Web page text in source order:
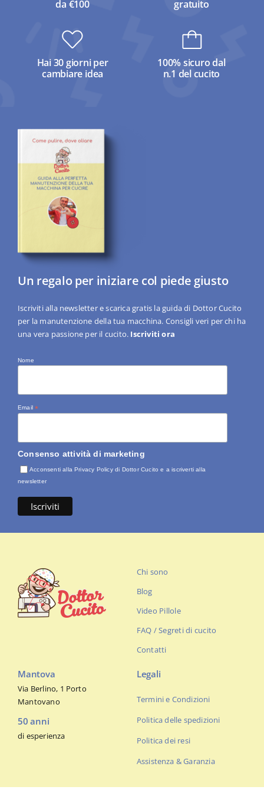
da €100
gratuito
Hai 30 giorni per
cambiare idea
100% sicuro dal
n.1 del cucito
Un regalo per iniziare col piede giusto
Iscriviti alla newsletter e scarica gratis la guida di Dottor Cucito
per la manutenzione della tua macchina. Consigli veri per chi ha
una vera passione per il cucito. Iscriviti ora
Nome
Email*
Consenso attività di marketing
Acconsenti alla Privacy Policy di Dottor Cucito e a iscriverti alla
newsletter
Chi sono
Blog
Video Pillole
FAQ / Segreti di cucito
Contatti
Mantova
Via Berlino, 1 Porto
Mantovano
50 anni
di esperienza
Legali
Termini e Condizioni
Politica delle spedizioni
Politica dei resi
Assistenza & Garanzia